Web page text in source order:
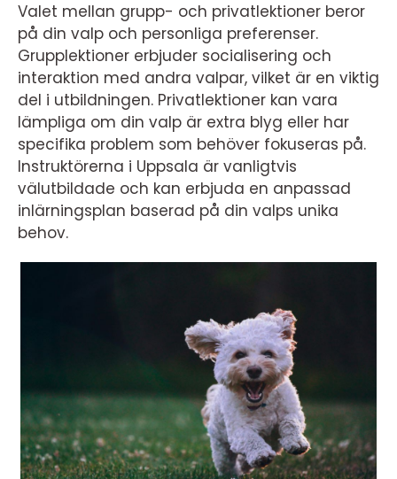
Valet mellan grupp- och privatlektioner beror
på din valp och personliga preferenser.
Grupplektioner erbjuder socialisering och
interaktion med andra valpar, vilket är en viktig
del i utbildningen. Privatlektioner kan vara
lämpliga om din valp är extra blyg eller har
specifika problem som behöver fokuseras på.
Instruktörerna i Uppsala är vanligtvis
välutbildade och kan erbjuda en anpassad
inlärningsplan baserad på din valps unika
behov.